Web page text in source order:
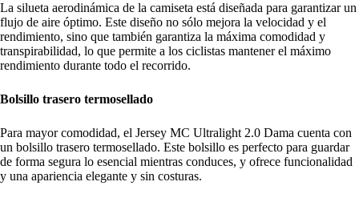
La silueta aerodinámica de la camiseta está diseñada para garantizar un
flujo de aire óptimo. Este diseño no sólo mejora la velocidad y el
rendimiento, sino que también garantiza la máxima comodidad y
transpirabilidad, lo que permite a los ciclistas mantener el máximo
rendimiento durante todo el recorrido.
Bolsillo trasero termosellado
Para mayor comodidad, el Jersey MC Ultralight 2.0 Dama cuenta con
un bolsillo trasero termosellado. Este bolsillo es perfecto para guardar
de forma segura lo esencial mientras conduces, y ofrece funcionalidad
y una apariencia elegante y sin costuras.